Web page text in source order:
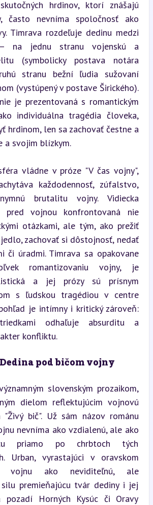
hrdinov, ktorí znášajú
často nevníma spoločnosť ako
Timrava rozdeľuje dedinu medzi
na jednu stranu vojenskú a
(symbolicky postava notára
stranu bežní ľudia sužovaní
(vystúpený v postave Širického).
je prezentovaná s romantickým
individuálna tragédia človeka,
hrdinom, len sa zachovať čestne a
a svojim blízkym.
vládne v próze "V čas vojny",
každodennosť, zúfalstvo,
brutalitu vojny. Vidiecka
pred vojnou konfrontovaná nie
otázkami, ale tým, ako prežiť
zachovať si dôstojnosť, nedať
či úradmi. Timrava sa opakovane
romantizovaniu vojny, je
a jej prózy sú prísnym
s ľudskou tragédiou v centre
je intímny i kritický zároveň:
odhaľuje absurditu a
konfliktu.
pod bičom vojny
slovenským prozaikom,
dielom reflektujúcim vojnovú
bič". Už sám názov románu
nevníma ako vzdialenú, ale ako
priamo po chrbtoch tých
Urban, vyrastajúci v oravskom
vojnu ako neviditeľnú, ale
premieňajúcu tvár dediny i jej
pozadí Horných Kysúc či Oravy